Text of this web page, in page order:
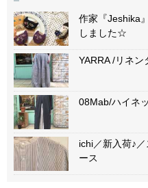
作家『Jeshika
しました☆
YARRA /リネ
08Mab/ハイネ
ichi／新入荷♪
ース